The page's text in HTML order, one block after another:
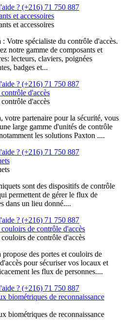
? (+216) 71 750 887
et accessoires
et accessoires
: Votre spécialiste du contrôle d'accès.
notre gamme de composants et
lecteurs, claviers, poignées
badges et...
? (+216) 71 750 887
d'accès
d'accès
votre partenaire pour la sécurité, vous
large gamme d'unités de contrôle
les solutions Paxton ....
? (+216) 71 750 887
sont des dispositifs de contrôle
permettent de gérer le flux de
dans un lieu donné....
? (+216) 71 750 887
couloirs de contrôle d'accès
couloirs de contrôle d'accès
propose des portes et couloirs de
pour sécuriser vos locaux et
les flux de personnes....
? (+216) 71 750 887
biométriques de reconnaissance
biométriques de reconnaissance